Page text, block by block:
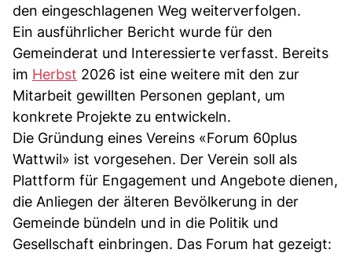
den eingeschlagenen Weg weiterverfolgen.
Ein ausführlicher Bericht wurde für den
Gemeinderat und Interessierte verfasst. Bereits
im Herbst 2026 ist eine weitere mit den zur
Mitarbeit gewillten Personen geplant, um
konkrete Projekte zu entwickeln.
Die Gründung eines Vereins «Forum 60plus
Wattwil» ist vorgesehen. Der Verein soll als
Plattform für Engagement und Angebote dienen,
die Anliegen der älteren Bevölkerung in der
Gemeinde bündeln und in die Politik und
Gesellschaft einbringen. Das Forum hat gezeigt: